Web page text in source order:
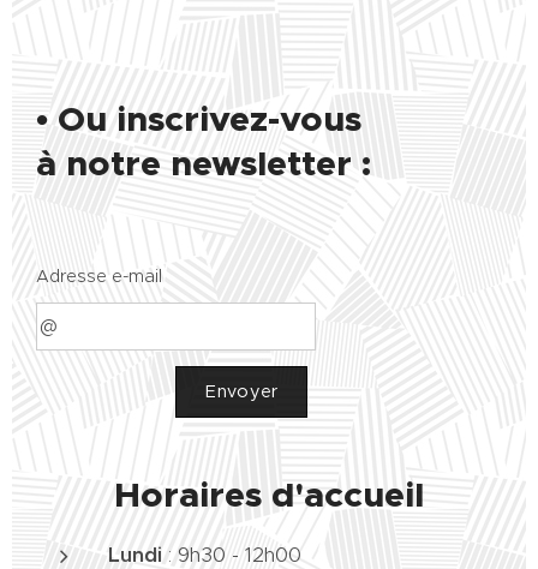
• Ou inscrivez-vous
à notre newsletter :
Adresse e-mail
Envoyer
Horaires d'accueil
Lundi : 9h30 - 12h00